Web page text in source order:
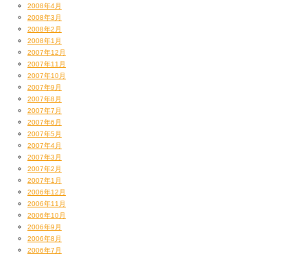
2008年4月
2008年3月
2008年2月
2008年1月
2007年12月
2007年11月
2007年10月
2007年9月
2007年8月
2007年7月
2007年6月
2007年5月
2007年4月
2007年3月
2007年2月
2007年1月
2006年12月
2006年11月
2006年10月
2006年9月
2006年8月
2006年7月